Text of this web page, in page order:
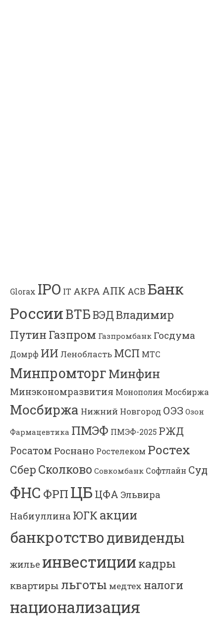
Glorax IPO IT АКРА АПК АСВ Банк
РоссииВТБВЭДВладимир
Путин Газпром Газпромбанк Госдума
Домрф ИИ Ленобласть МСП МТС
МинпромторгМинфин
Минэкономразвития Монополия Мосбиржа
Мосбиржа Нижний Новгород ОЭЗ Озон
Фармацевтика ПМЭФ ПМЭФ-2025 РЖД
Росатом Роснано Ростелеком Ростех
Сбер Сколково Совкомбанк Софтлайн Суд
ФНС ФРП ЦБ ЦФА Эльвира
Набиуллина ЮГК акции
банкротство дивиденды
жилье инвестиции кадры
квартиры льготы медтех налоги
национализация